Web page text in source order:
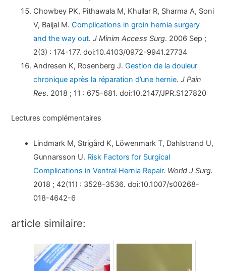
Chowbey PK, Pithawala M, Khullar R, Sharma A, Soni
V, Baijal M.Complications in groin hernia surgery
and the way out.J Minim Access Surg. 2006 Sep ;
2(3) : 174-177. doi:10.4103/0972-9941.27734
Andresen K, Rosenberg J.Gestion de la douleur
chronique après la réparation d’une hernie.J Pain
Res. 2018 ; 11 : 675-681. doi:10.2147/JPR.S127820
Lectures complémentaires
Lindmark M, Strigård K, Löwenmark T, Dahlstrand U,
Gunnarsson U. Risk Factors for Surgical
Complications in Ventral Hernia Repair. World J Surg.
2018 ; 42(11) : 3528-3536. doi:10.1007/s00268-
018-4642-6
article similaire: